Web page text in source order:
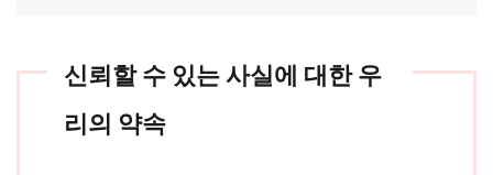
신뢰할 수 있는 사실에 대한 우
리의 약속